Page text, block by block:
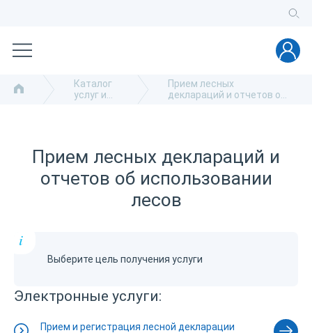
Каталог
услуг и
Прием лесных
деклараций и отчетов об
Прием лесных деклараций и
отчетов об использовании
лесов
i
Выберите цель получения услуги
Электронные услуги:
Прием и регистрация лесной декларации